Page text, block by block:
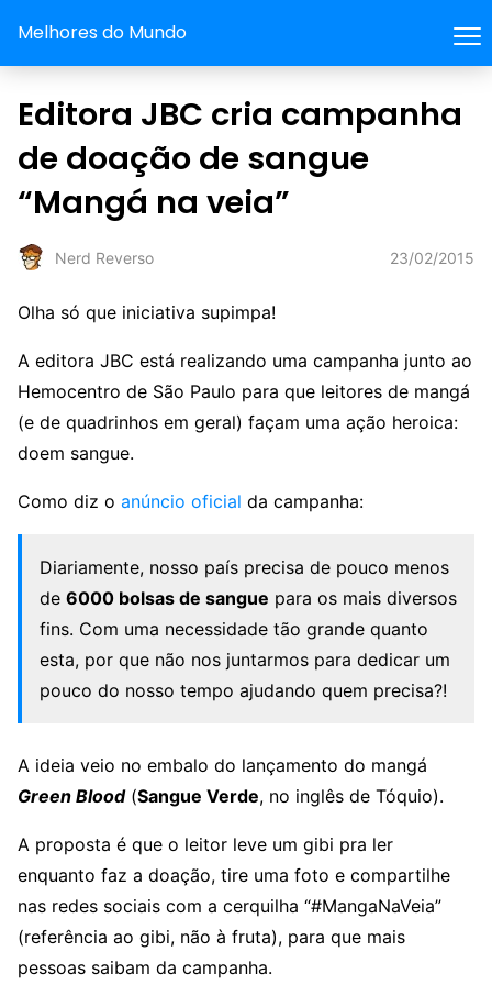
Melhores do Mundo
Editora JBC cria campanha
de doação de sangue
“Mangá na veia”
Nerd Reverso 23/02/2015
Olha só que iniciativa supimpa!
A editora JBC está realizando uma campanha junto ao
Hemocentro de São Paulo para que leitores de mangá
(e de quadrinhos em geral) façam uma ação heroica:
doem sangue.
Como diz o anúncio oficial da campanha:
Diariamente, nosso país precisa de pouco menos
de 6000 bolsas de sangue para os mais diversos
fins. Com uma necessidade tão grande quanto
esta, por que não nos juntarmos para dedicar um
pouco do nosso tempo ajudando quem precisa?!
A ideia veio no embalo do lançamento do mangá
Green Blood(Sangue Verde, no inglês de Tóquio).
A proposta é que o leitor leve um gibi pra ler
enquanto faz a doação, tire uma foto e compartilhe
nas redes sociais com a cerquilha “#MangaNaVeia”
(referência ao gibi, não à fruta), para que mais
pessoas saibam da campanha.